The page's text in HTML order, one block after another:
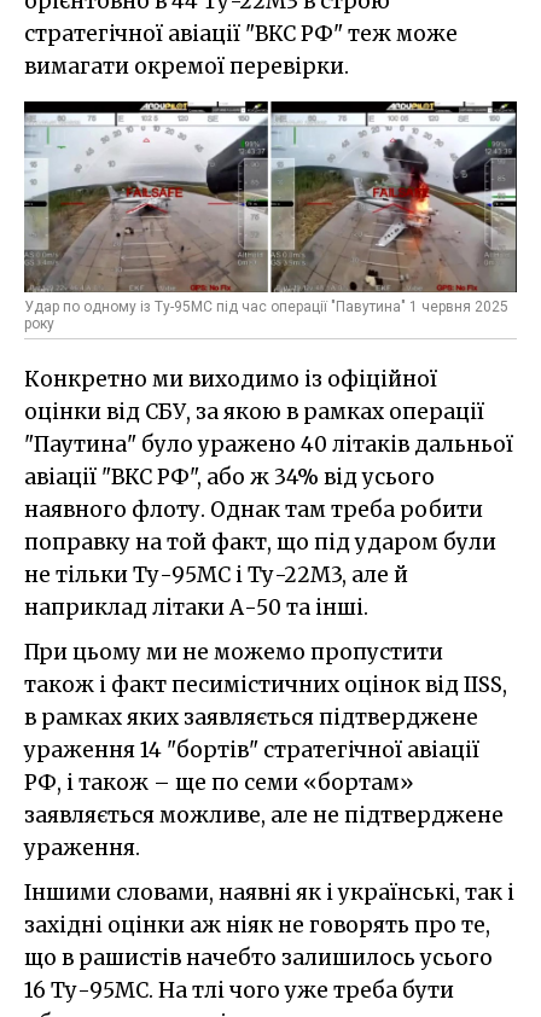
стратегічної авіації "ВКС РФ" теж може
вимагати окремої перевірки.
Удар по одному із Ту-95МС під час операції "Павутина" 1 червня 2025
року
Конкретно ми виходимо із офіційної
оцінки від СБУ, за якою в рамках операції
"Паутина" було уражено 40 літаків дальньої
авіації "ВКС РФ", або ж 34% від усього
наявного флоту. Однак там треба робити
поправку на той факт, що під ударом були
не тільки Ту-95МС і Ту-22М3, але й
наприклад літаки А-50 та інші.
При цьому ми не можемо пропустити
також і факт песимістичних оцінок від IISS,
в рамках яких заявляється підтверджене
ураження 14 "бортів" стратегічної авіації
РФ, і також – ще по семи «бортам»
заявляється можливе, але не підтверджене
ураження.
Іншими словами, наявні як і українські, так і
західні оцінки аж ніяк не говорять про те,
що в рашистів начебто залишилось усього
16 Ту-95МС. На тлі чого уже треба бути